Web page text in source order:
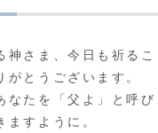
神さま、今日も祈るこ
がとうございます。
なたを「父よ」と呼び
ますように。